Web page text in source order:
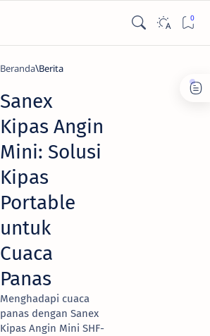
Beranda Berita
Sanex
Kipas Angin
Mini: Solusi
Kipas
Portable
untuk
Cuaca
Panas
Menghadapi cuaca
panas dengan Sanex
Kipas Angin Mini SHF-